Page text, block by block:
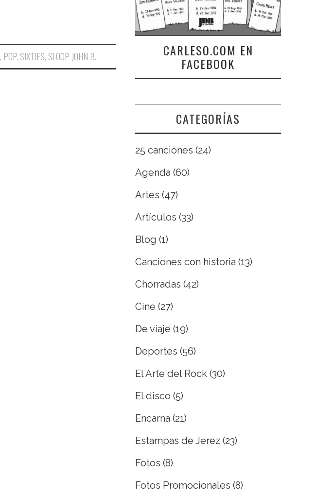
, POP, SIXTIES, SLOOP JOHN B. CARLESO.COM EN
FACEBOOK
CATEGORÍAS
25 canciones (24)
Agenda (60)
Artes (47)
Artículos (33)
Blog (1)
Canciones con historia (13)
Chorradas (42)
Cine (27)
De viaje (19)
Deportes (56)
El Arte del Rock (30)
El disco (5)
Encarna (21)
Estampas de Jerez (23)
Fotos (8)
Fotos Promocionales (8)